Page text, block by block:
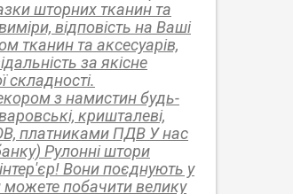
шторних тканин та
відповість на Ваші
тканин та аксесуарів,
за якісне
з намистин будь-
кришталеві,
платниками ПДВ У нас
Рулонні штори
Вони поєднують у
побачити велику